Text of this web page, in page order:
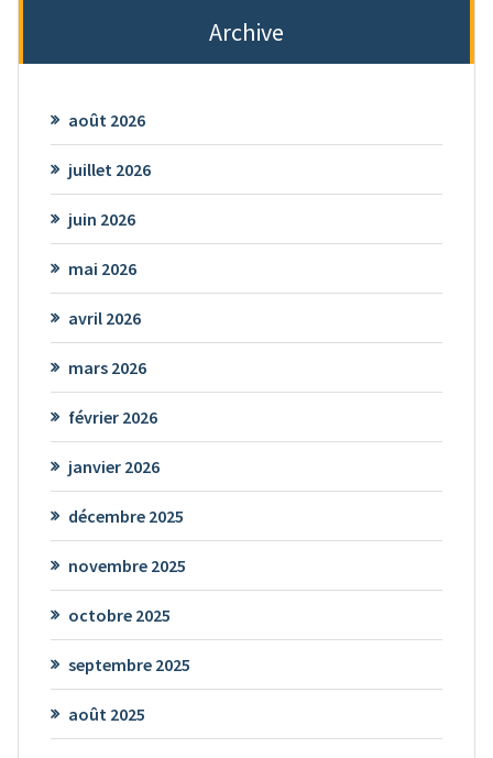
Archive
août 2026
juillet 2026
juin 2026
mai 2026
avril 2026
mars 2026
février 2026
janvier 2026
décembre 2025
novembre 2025
octobre 2025
septembre 2025
août 2025